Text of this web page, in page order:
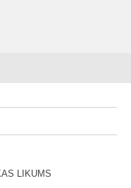
LIKUMS